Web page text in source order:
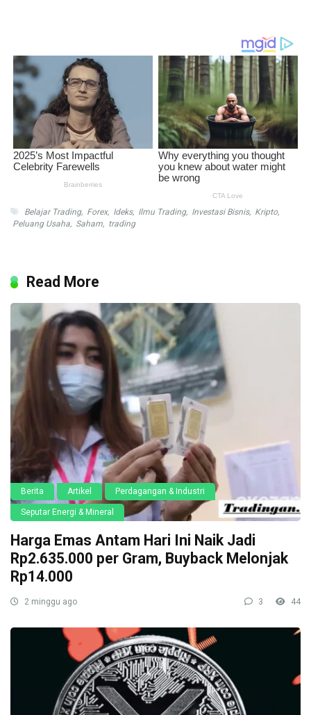
Belajar Trading, Forex, Ideks, Ilmu Trading, Investasi Bisnis, Kripto,
Peluang Usaha, Saham, trading
Read More
Berita Artikel Perdagangan & Industri
Seputar Energi & Mineral
Harga Emas Antam Hari Ini Naik Jadi
Rp2.635.000 per Gram, Buyback Melonjak
Rp14.000
2 minggu ago 3 44